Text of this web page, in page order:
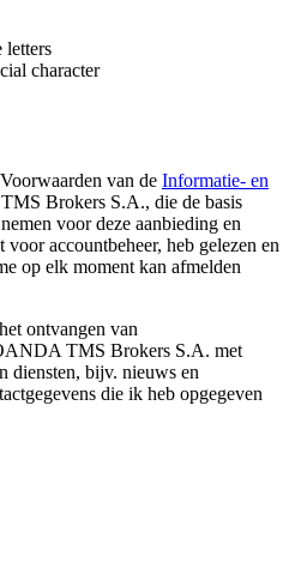
letters
character
van de Informatie- en
Brokers S.A., die de basis
voor deze aanbieding en
accountbeheer, heb gelezen en
op elk moment kan afmelden
ontvangen van
TMS Brokers S.A. met
diensten, bijv. nieuws en
die ik heb opgegeven